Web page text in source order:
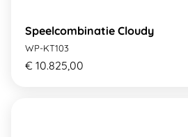
Speelcombinatie Cloudy
WP-KT103
€ 10.825,00